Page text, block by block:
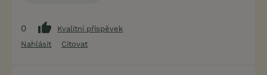
0
Kvalitní příspěvek
Nahlásit
Citovat